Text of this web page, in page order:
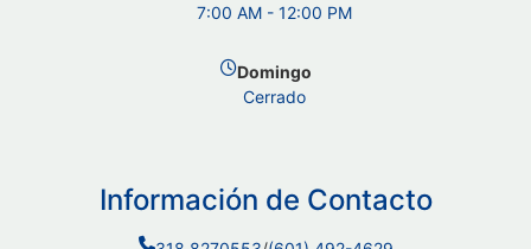
7:00 AM - 12:00 PM
Domingo
Cerrado
Información de Contacto